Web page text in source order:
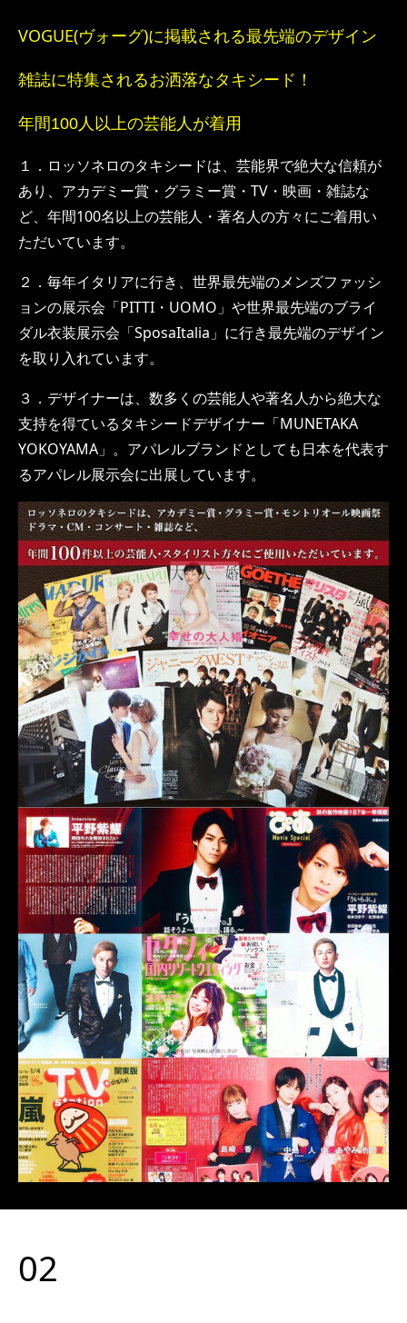
VOGUE(ヴォーグ)に掲載される最先端のデザイン
雑誌に特集されるお洒落なタキシード！
年間100人以上の芸能人が着用
１．ロッソネロのタキシードは、芸能界で絶大な信頼が
あり、アカデミー賞・グラミー賞・TV・映画・雑誌な
ど、年間100名以上の芸能人・著名人の方々にご着用い
ただいています。
２．毎年イタリアに行き、世界最先端のメンズファッシ
ョンの展示会「PITTI・UOMO」や世界最先端のブライ
ダル衣装展示会「SposaItalia」に行き最先端のデザイン
を取り入れています。
３．デザイナーは、数多くの芸能人や著名人から絶大な
支持を得ているタキシードデザイナー「MUNETAKA
YOKOYAMA」。アパレルブランドとしても日本を代表す
るアパレル展示会に出展しています。
02